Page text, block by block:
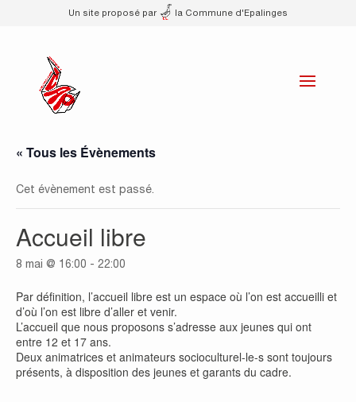
Un site proposé par la Commune d'Epalinges
« Tous les Évènements
Cet évènement est passé.
Accueil libre
8 mai @ 16:00 - 22:00
Par définition, l’accueil libre est un espace où l’on est accueilli et
d’où l’on est libre d’aller et venir.
L’accueil que nous proposons s’adresse aux jeunes qui ont
entre 12 et 17 ans.
Deux animatrices et animateurs socioculturel-le-s sont toujours
présents, à disposition des jeunes et garants du cadre.